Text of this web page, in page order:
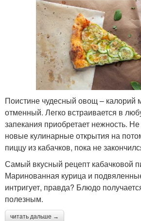
Поистине чудесный овощ – калорий
отменный. Легко встраивается в
запекания приобретает нежность.
новые кулинарные открытия на
пиццу из кабачков, пока не
Самый вкусный рецепт кабачковой
Маринованная курица и
интригует, правда? Блюдо
полезным.
читать дальше →